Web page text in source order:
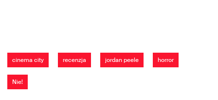
cinema city recenzja jordan peele horror
Nie!